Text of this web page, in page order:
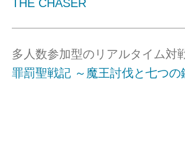
THE CHASER
多人数参加型のリアルタイム対
罪罰聖戦記 ～魔王討伐と七つの